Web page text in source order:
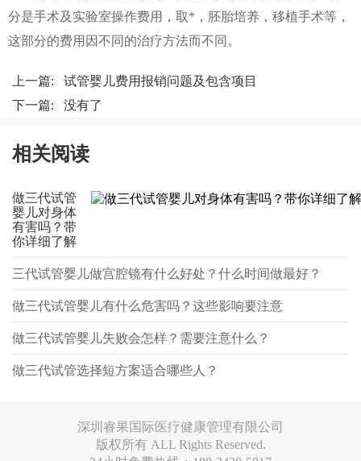
分是手术及实验室操作费用，取*，胚胎培养，移植手术等，
这部分的费用因不同的治疗方法而不同。
上一篇: 试管婴儿费用报销问题及包含项目
下一篇: 没有了
相关阅读
做三代试管
婴儿对身体
有害吗？带
你详细了解
三代试管婴儿做宫腔镜有什么好处？什么时间做最好？
做三代试管婴儿有什么危害吗？这些影响要注意
做三代试管婴儿失败会怎样？需要注意什么？
做三代试管选择短方案适合哪些人？
深圳睿果国际医疗健康管理有限公司
版权所有 ALL Rights Reserved.